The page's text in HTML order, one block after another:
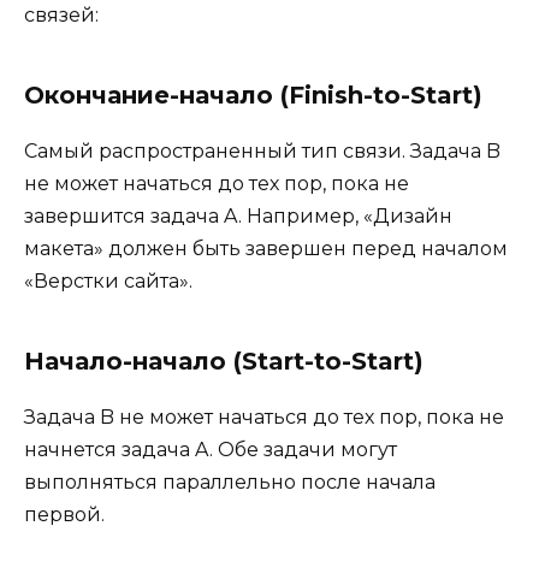
связей:
Окончание-начало (Finish-to-Start)
Самый распространенный тип связи. Задача B
не может начаться до тех пор, пока не
завершится задача A. Например, «Дизайн
макета» должен быть завершен перед началом
«Верстки сайта».
Начало-начало (Start-to-Start)
Задача B не может начаться до тех пор, пока не
начнется задача A. Обе задачи могут
выполняться параллельно после начала
первой.